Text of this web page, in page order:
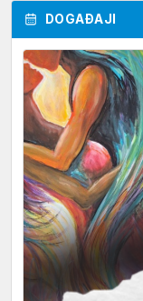
DOGAĐAJI